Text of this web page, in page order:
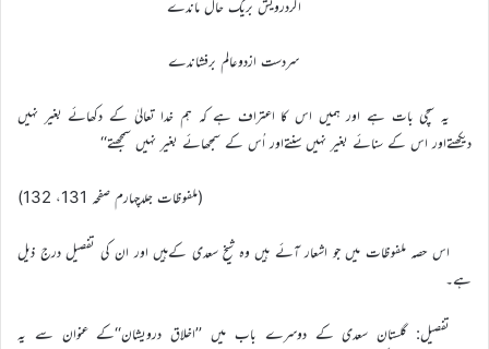
اگردرویش بریک حال ماندے
سردست ازدوعالم برفشاندے
یہ سچی بات ہے اور ہمیں اس کا اعتراف ہے کہ ہم خدا تعالیٰ کے دکھائے بغیر نہیں
دیکھتےاور اس کے سنائے بغیر نہیں سنتےاور اُس کے سمجھائے بغیر نہیں سمجھتے‘‘
(ملفوظات جلدچہارم صفحہ 131، 132)
اس حصہ ملفوظات میں جو اشعار آئے ہیں وہ شیخ سعدی کےہیں اور ان کی تفصیل درج ذیل
ہے۔
تفصیل: گلستان سعدی کے دوسرے باب میں ’’اخلاق درویشان‘‘کے عنوان سے یہ